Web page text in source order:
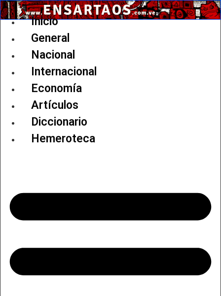
Ir
al
Inicio
General
Nacional
Internacional
Economía
Artículos
Diccionario
Hemeroteca